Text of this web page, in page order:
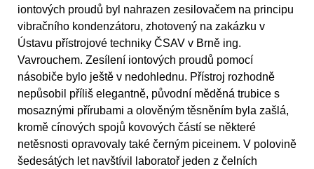
iontových proudů byl nahrazen zesilovačem na principu
vibračního kondenzátoru, zhotovený na zakázku v
Ústavu přístrojové techniky ČSAV v Brně ing.
Vavrouchem. Zesílení iontových proudů pomocí
násobiče bylo ještě v nedohlednu. Přístroj rozhodně
nepůsobil příliš elegantně, původní měděná trubice s
mosaznými přírubami a olověným těsněním byla zašlá,
kromě cínových spojů kovových částí se některé
netěsnosti opravovaly také černým piceinem. V polovině
šedesátých let navštívil laboratoř jeden z čelních